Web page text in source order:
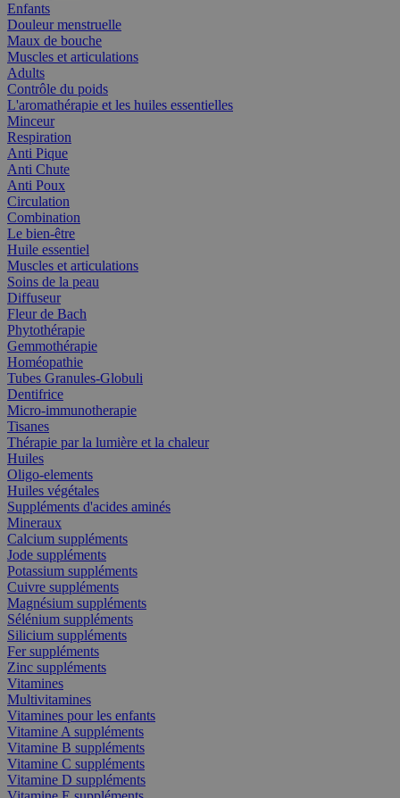
Enfants
Douleur menstruelle
Maux de bouche
Muscles et articulations
Adults
Contrôle du poids
L'aromathérapie et les huiles essentielles
Minceur
Respiration
Anti Pique
Anti Chute
Anti Poux
Circulation
Combination
Le bien-être
Huile essentiel
Muscles et articulations
Soins de la peau
Diffuseur
Fleur de Bach
Phytothérapie
Gemmothérapie
Homéopathie
Tubes Granules-Globuli
Dentifrice
Micro-immunotherapie
Tisanes
Thérapie par la lumière et la chaleur
Huiles
Oligo-elements
Huiles végétales
Suppléments d'acides aminés
Mineraux
Calcium suppléments
Jode suppléments
Potassium suppléments
Cuivre suppléments
Magnésium suppléments
Sélénium suppléments
Silicium suppléments
Fer suppléments
Zinc suppléments
Vitamines
Multivitamines
Vitamines pour les enfants
Vitamine A suppléments
Vitamine B suppléments
Vitamine C suppléments
Vitamine D suppléments